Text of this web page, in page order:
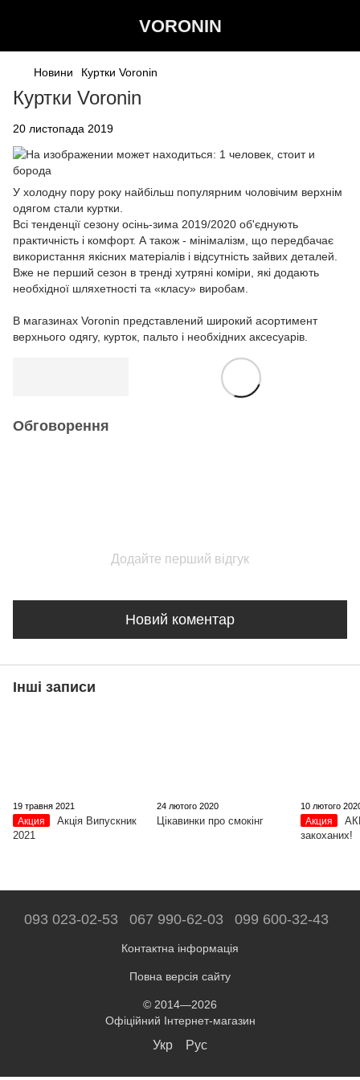
VORONIN
Новини Куртки Voronin
Куртки Voronin
20 листопада 2019
У холодну пору року найбільш популярним чоловічим верхнім
одягом стали куртки.
Всі тенденції сезону осінь-зима 2019/2020 об'єднують
практичність і комфорт. А також - мінімалізм, що передбачає
використання якісних матеріалів і відсутність зайвих деталей.
Вже не перший сезон в тренді хутряні коміри, які додають
необхідної шляхетності та «класу» виробам.
В магазинах Voronin представлений широкий асортимент
верхнього одягу, курток, пальто і необхідних аксесуарів.
Обговорення
Додайте перший відгук
Новий коментар
Інші записи
19 травня 2021
Акция
Акція Випускник
2021
24 лютого 2020
Цікавинки про смокінг
10 лютого
Акция
закоханих!
093 023-02-53 067 990-62-03 099 600-32-43
Контактна інформація
Повна версія сайту
© 2014—2026
Офіційний Інтернет-магазин
Укр Рус